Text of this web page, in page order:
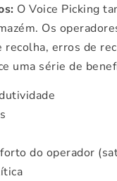
O Voice Picking
Os
recolha, erros de
uma série de
do operador